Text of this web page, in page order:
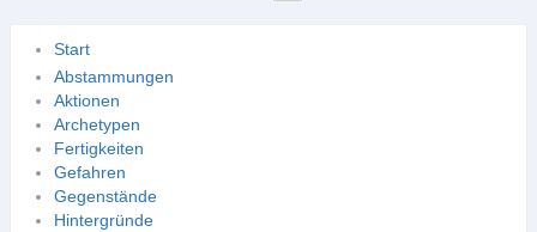
Start
Abstammungen
Aktionen
Archetypen
Fertigkeiten
Gefahren
Gegenstände
Hintergründe